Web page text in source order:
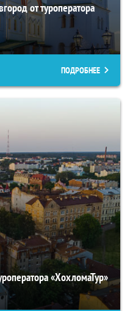
от туроператора
ПОДРОБНЕЕ
«ХохломаТур»